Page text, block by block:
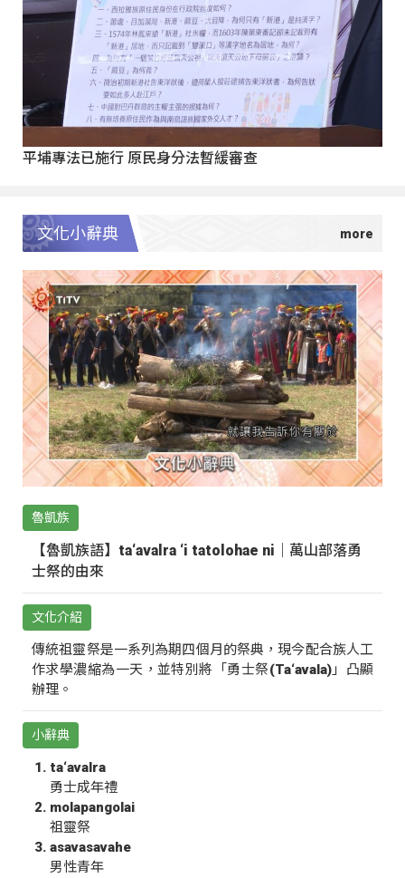
平埔專法已施行 原民身分法暫緩審查
文化小辭典
魯凱族
【魯凱族語】ta‘avalra ‘i tatolohae ni｜萬山部落勇
士祭的由來
文化介紹
傳統祖靈祭是一系列為期四個月的祭典，現今配合族人工
作求學濃縮為一天，並特別將「勇士祭(Ta‘avala)」凸顯
辦理。
小辭典
ta‘avalra
勇士成年禮
molapangolai
祖靈祭
asavasavahe
男性青年